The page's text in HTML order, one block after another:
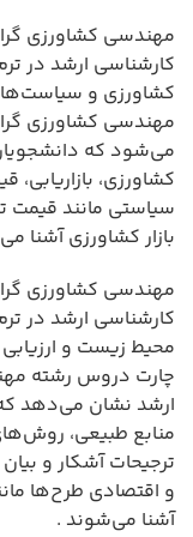
مهندسی کشاورزی
کارشناسی ارشد در
کشاورزی و
مهندسی کشاورزی
می‌شود که
کشاورزی، بازاریابی،
سیاستی مانند قیمت
بازار کشاورزی آشنا
مهندسی کشاورزی
کارشناسی ارشد در
محیط زیست و
چارت دروس رشته
ارشد نشان می‌دهد
منابع طبیعی،
ترجیحات آشکار و
و اقتصادی طرح‌ها
آشنا می‌شوند .